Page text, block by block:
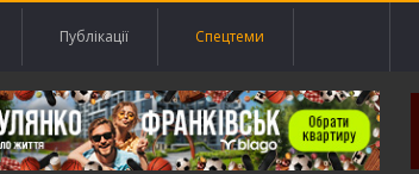
Публікації Спецтеми